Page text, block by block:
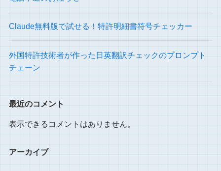
Claude無料版で試せる！特許明細書符号チェッカー
外国特許技術者が作った日英翻訳チェックのプロンプト
チェーン
最近のコメント
表示できるコメントはありません。
アーカイブ